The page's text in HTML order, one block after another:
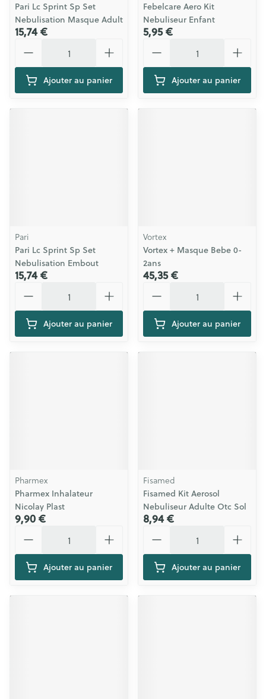
Pari Lc Sprint Sp Set
Nebulisation Masque Adult
15,74 €
Ajouter au panier
Febelcare Aero Kit
Nebuliseur Enfant
5,95 €
Ajouter au panier
Pari
Pari Lc Sprint Sp Set
Nebulisation Embout
15,74 €
Ajouter au panier
Vortex
Vortex + Masque Bebe 0-
2ans
45,35 €
Ajouter au panier
Pharmex
Pharmex Inhalateur
Nicolay Plast
9,90 €
Ajouter au panier
Fisamed
Fisamed Kit Aerosol
Nebuliseur Adulte Otc Sol
8,94 €
Ajouter au panier